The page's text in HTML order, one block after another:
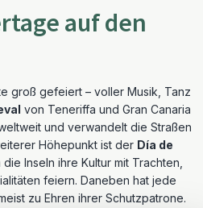
auf den
groß gefeiert – voller Musik, Tanz
von Teneriffa und Gran Canaria
und verwandelt die Straßen
Höhepunkt ist der Día de
Inseln ihre Kultur mit Trachten,
feiern. Daneben hat jede
zu Ehren ihrer Schutzpatrone.